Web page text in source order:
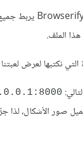
نكتبها لعرض